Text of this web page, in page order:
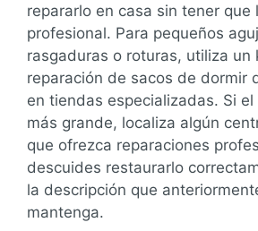
repararlo en casa sin tener que
profesional. Para pequeños
rasgaduras o roturas, utiliza un
reparación de sacos de dormir
en tiendas especializadas. Si
más grande, localiza algún
que ofrezca reparaciones
descuides restaurarlo
la descripción que
mantenga.